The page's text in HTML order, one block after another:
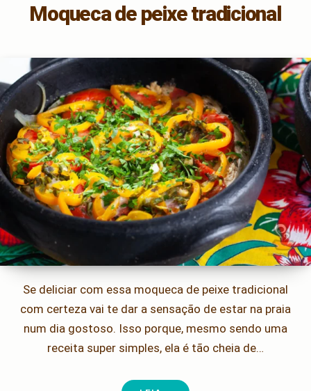
Moqueca de peixe tradicional
Se deliciar com essa moqueca de peixe tradicional
com certeza vai te dar a sensação de estar na praia
num dia gostoso. Isso porque, mesmo sendo uma
receita super simples, ela é tão cheia de…